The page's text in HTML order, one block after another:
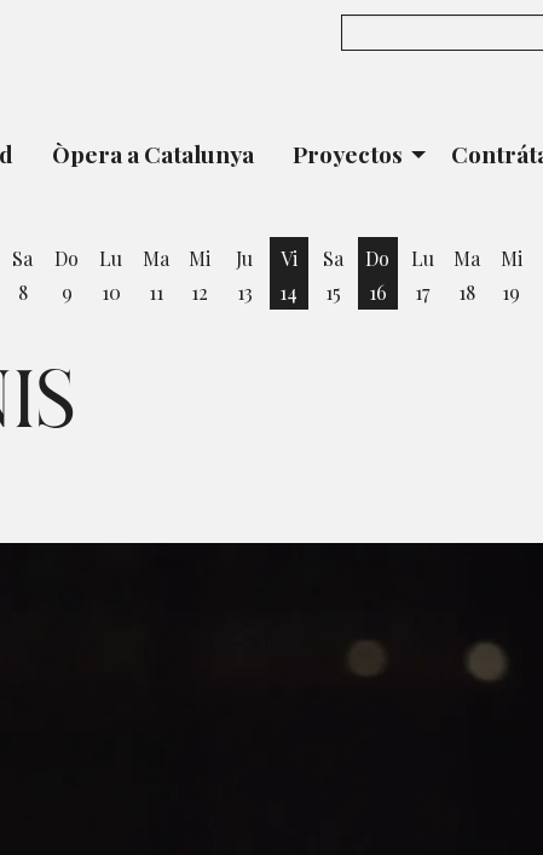
Òpera a Catalunya Proyectos
Sa
8
Do
9
Lu
10
Ma
11
Mi
12
Ju
13
Vi
14
Sa
15
Do
16
Lu
17
Ma
18
Mi
19